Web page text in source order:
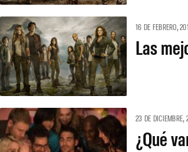
16 DE FEBRERO,
Las
23 DE DICIEMBRE,
¿Qué